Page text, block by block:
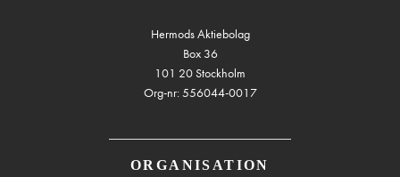
Hermods Aktiebolag
Box 36
101 20 Stockholm
Org-nr: 556044-0017
ORGANISATION